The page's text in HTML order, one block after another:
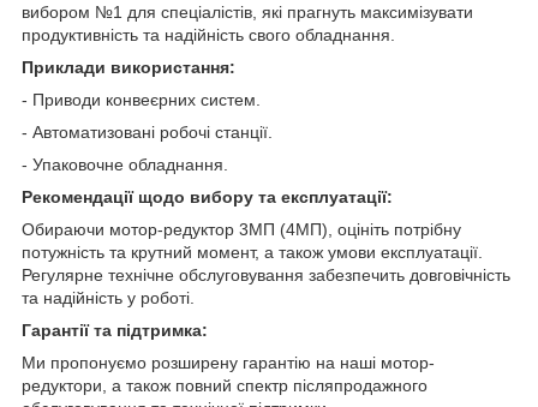
вибором №1 для спеціалістів, які прагнуть максимізувати
продуктивність та надійність свого обладнання.
Приклади використання:
- Приводи конвеєрних систем.
- Автоматизовані робочі станції.
- Упаковочне обладнання.
Рекомендації щодо вибору та експлуатації:
Обираючи мотор-редуктор 3МП (4МП), оцініть потрібну
потужність та крутний момент, а також умови експлуатації.
Регулярне технічне обслуговування забезпечить довговічність
та надійність у роботі.
Гарантії та підтримка:
Ми пропонуємо розширену гарантію на наші мотор-
редуктори, а також повний спектр післяпродажного